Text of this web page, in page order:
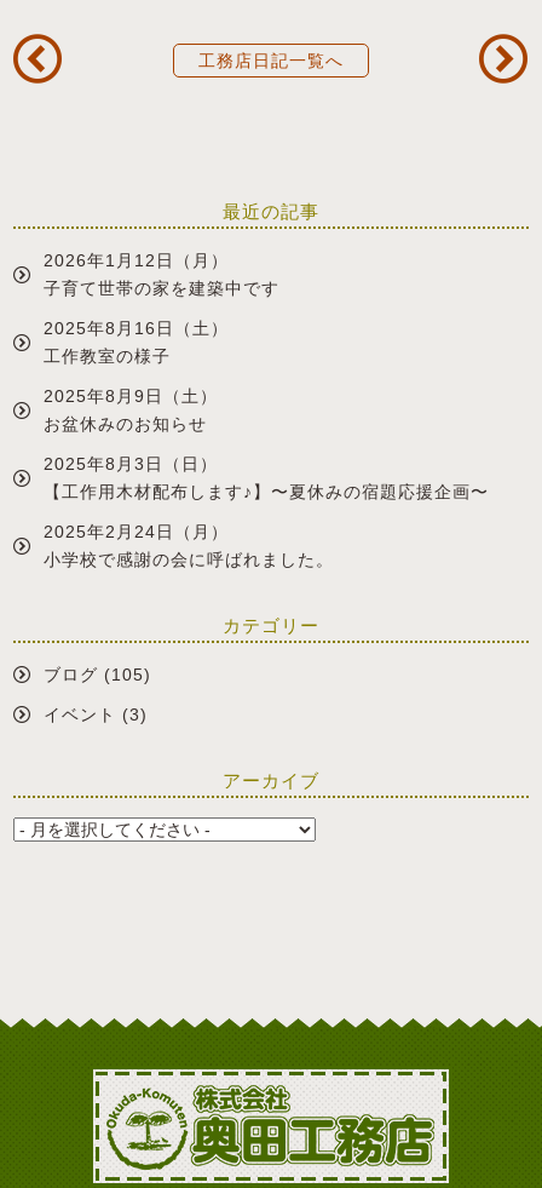
工務店日記一覧へ
最近の記事
2026年1月12日（月）
子育て世帯の家を建築中です
2025年8月16日（土）
工作教室の様子
2025年8月9日（土）
お盆休みのお知らせ
2025年8月3日（日）
【工作用木材配布します♪】〜夏休みの宿題応援企画〜
2025年2月24日（月）
小学校で感謝の会に呼ばれました。
カテゴリー
ブログ (105)
イベント (3)
アーカイブ